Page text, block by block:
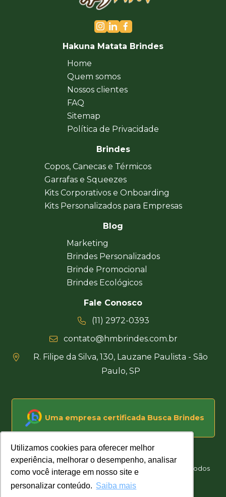
Utilizamos cookies para oferecer melhor
experiência, melhorar o desempenho, analisar
como você interage em nosso site e
personalizar conteúdo. Saiba mais
Utilizamos cookies para oferecer melhor
experiência, melhorar o desempenho, analisar
como você interage em nosso site e
personalizar conteúdo. Saiba mais
Hakuna Matata Brindes
Home
Quem somos
Nossos clientes
FAQ
Sitemap
Política de Privacidade
Brindes
Copos, Canecas e Térmicos
Garrafas e Squeezes
Kits Corporativos e Onboarding
Kits Personalizados para Empresas
Blog
Marketing
Brindes Personalizados
Brinde Promocional
Brindes Ecológicos
Fale Conosco
(11) 2972-0393
contato@hmbrindes.com.br
R. Filipe da Silva, 130, Lauzane Paulista - São
Paulo, SP
Uma empresa certificada Busca Brindes
Hakuna Matata Brindes Corporativos Personalizados © Todos